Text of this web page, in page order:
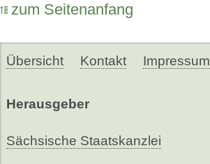
zum Seitenanfang
Übersicht Kontakt Impressum
Herausgeber
Sächsische Staatskanzlei